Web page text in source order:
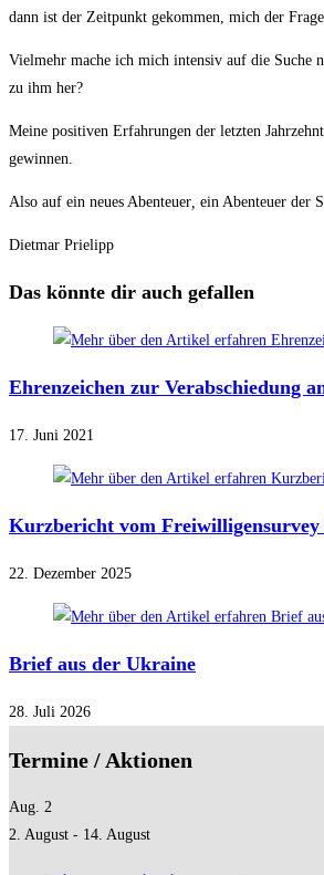
dann ist der Zeitpunkt gekommen, mich der
Vielmehr mache ich mich intensiv auf die Suche
zu ihm her?
Meine positiven Erfahrungen der letzten
gewinnen.
Also auf ein neues Abenteuer, ein Abenteuer der
Dietmar Prielipp
Das könnte dir auch gefallen
Ehrenzeichen zur Verabschiedung
17. Juni 2021
Kurzbericht vom
22. Dezember 2025
Brief aus der Ukraine
28. Juli 2026
Termine / Aktionen
Aug. 2
2. August - 14. August